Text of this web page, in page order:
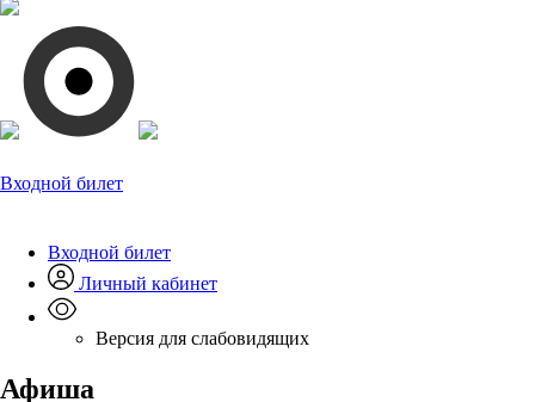
Входной билет
Входной билет
Личный кабинет
Версия для слабовидящих
Афиша